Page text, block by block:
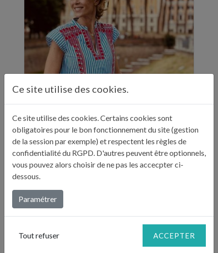
"Sur ses réseaux, Julie Andrieu nous emmène
en Italie pendant cinq semaines à la
découverte de différentes villes. Entre
adresses culturelles, musées, ...
Ce site utilise des cookies.
Ce site utilise des cookies. Certains cookies sont
obligatoires pour le bon fonctionnement du site (gestion
de la session par exemple) et respectent les règles de
confidentialité du RGPD. D'autres peuvent être optionnels,
vous pouvez alors choisir de ne pas les accecpter ci-
dessous.
Paramétrer
Tout refuser ACCEPTER